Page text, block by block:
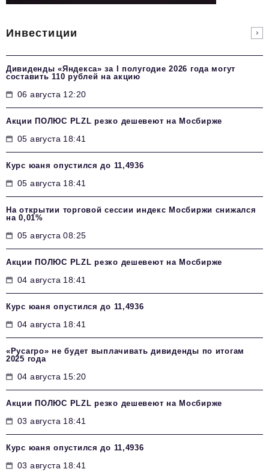
Инвестиции
Дивиденды «Яндекса» за I полугодие 2026 года могут
составить 110 рублей на акцию
06 августа 12:20
Акции ПОЛЮС PLZL резко дешевеют на Мосбирже
05 августа 18:41
Курс юаня опустился до 11,4936
05 августа 18:41
На открытии торговой сессии индекс Мосбиржи снижался
на 0,01%
05 августа 08:25
Акции ПОЛЮС PLZL резко дешевеют на Мосбирже
04 августа 18:41
Курс юаня опустился до 11,4936
04 августа 18:41
«Русагро» не будет выплачивать дивиденды по итогам
2025 года
04 августа 15:20
Акции ПОЛЮС PLZL резко дешевеют на Мосбирже
03 августа 18:41
Курс юаня опустился до 11,4936
03 августа 18:41